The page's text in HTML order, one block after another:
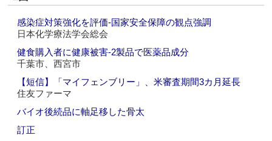
感染症対策強化を評価‐国家安全保障の観点強調
日本化学療法学会総会
健食購入者に健康被害‐2製品で医薬品成分
千葉市、西宮市
【短信】「マイフェンブリー」、米審査期間3カ月延長
住友ファーマ
バイオ後続品に軸足移した骨太
訂正